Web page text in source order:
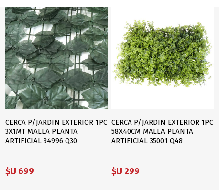
CERCA P/JARDIN EXTERIOR 1PC
3X1MT MALLA PLANTA
ARTIFICIAL 34996 Q30
$U 699
CERCA P/JARDIN EXTERIOR 1PC
58X40CM MALLA PLANTA
ARTIFICIAL 35001 Q48
$U 299